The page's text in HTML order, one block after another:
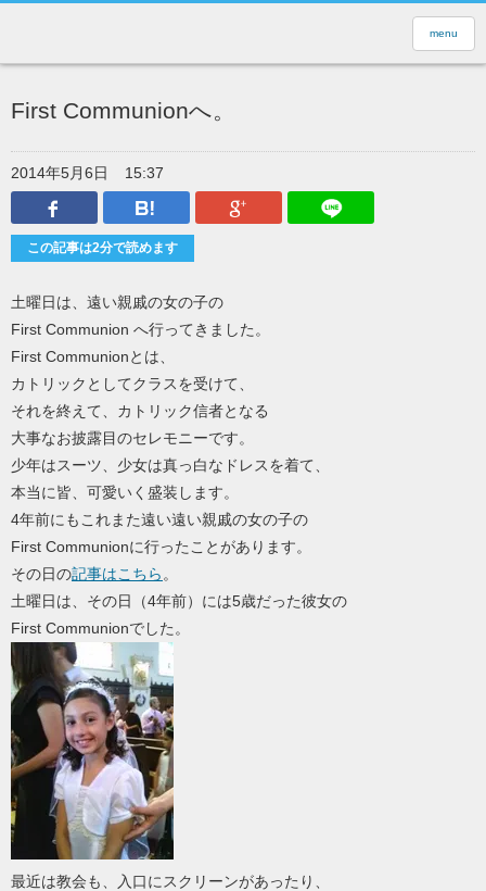
menu
First Communionへ。
2014年5月6日
15:37
Facebook
はてなブックマークGoogle Plus
この記事は2分で読めます
土曜日は、遠い親戚の女の子の
First Communion へ行ってきました。
First Communionとは、
カトリックとしてクラスを受けて、
それを終えて、カトリック信者となる
大事なお披露目のセレモニーです。
少年はスーツ、少女は真っ白なドレスを着て、
本当に皆、可愛いく盛装します。
4年前にもこれまた遠い遠い親戚の女の子の
First Communionに行ったことがあります。
その日の記事はこちら 。
土曜日は、その日（4年前）には5歳だった彼女の
First Communionでした。
最近は教会も、入口にスクリーンがあったり、